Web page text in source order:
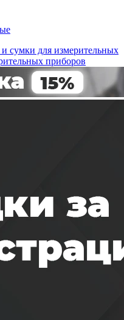
сумки для измерительных
приборов